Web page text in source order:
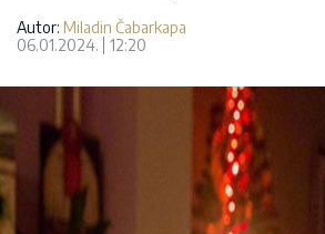
Autor: Miladin Čabarkapa
06.01.2024.
12:20